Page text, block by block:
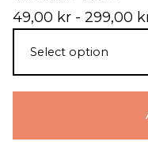
49,00 kr - 299,00